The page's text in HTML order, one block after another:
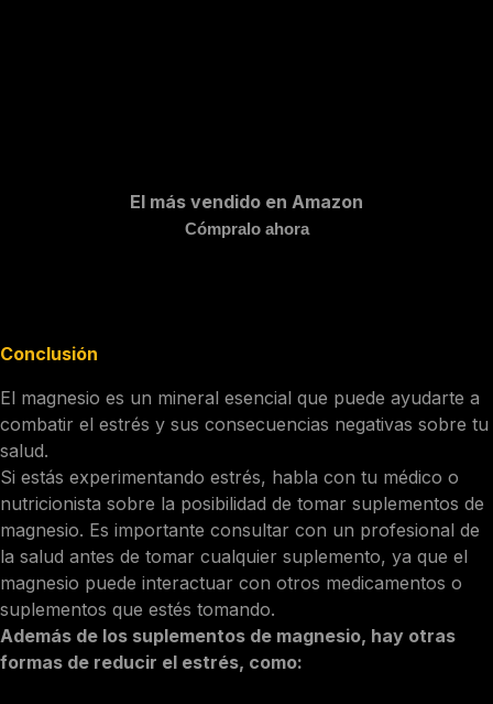
El más vendido en Amazon
Cómpralo ahora
Conclusión
El magnesio es un mineral esencial que puede ayudarte a
combatir el estrés y sus consecuencias negativas sobre tu
salud.
Si estás experimentando estrés, habla con tu médico o
nutricionista sobre la posibilidad de tomar suplementos de
magnesio. Es importante consultar con un profesional de
la salud antes de tomar cualquier suplemento, ya que el
magnesio puede interactuar con otros medicamentos o
suplementos que estés tomando.
Además de los suplementos de magnesio, hay otras
formas de reducir el estrés, como: